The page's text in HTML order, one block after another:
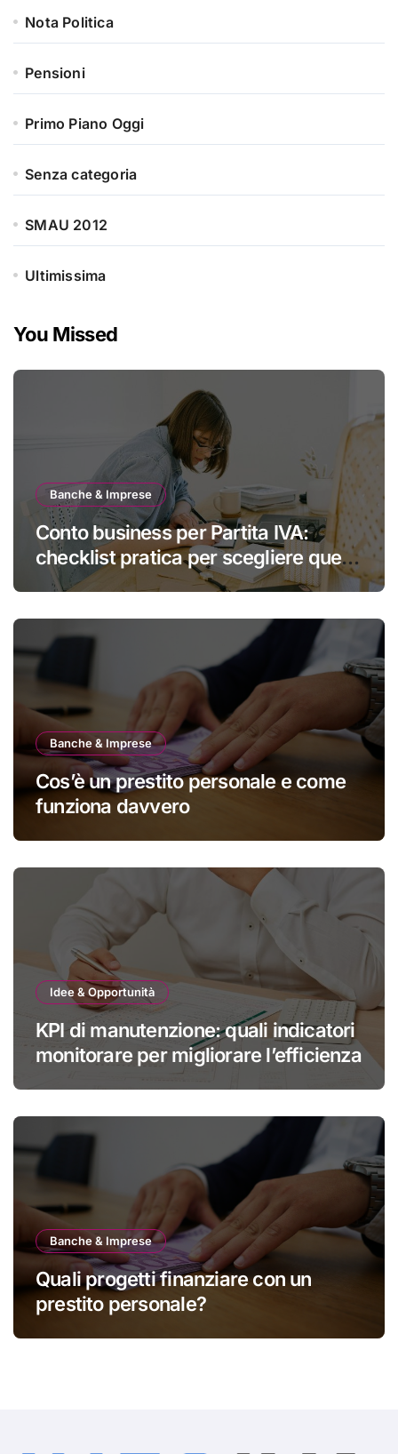
Nota Politica
Pensioni
Primo Piano Oggi
Senza categoria
SMAU 2012
Ultimissima
You Missed
Banche & Imprese
Conto business per Partita IVA:
checklist pratica per scegliere quello
giusto
Banche & Imprese
Cos’è un prestito personale e come
funziona davvero
Idee & Opportunità
KPI di manutenzione: quali indicatori
monitorare per migliorare l’efficienza
Banche & Imprese
Quali progetti finanziare con un
prestito personale?